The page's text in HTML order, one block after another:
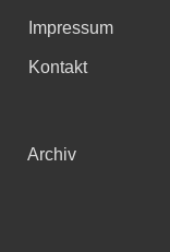
Impressum
Kontakt
Archiv